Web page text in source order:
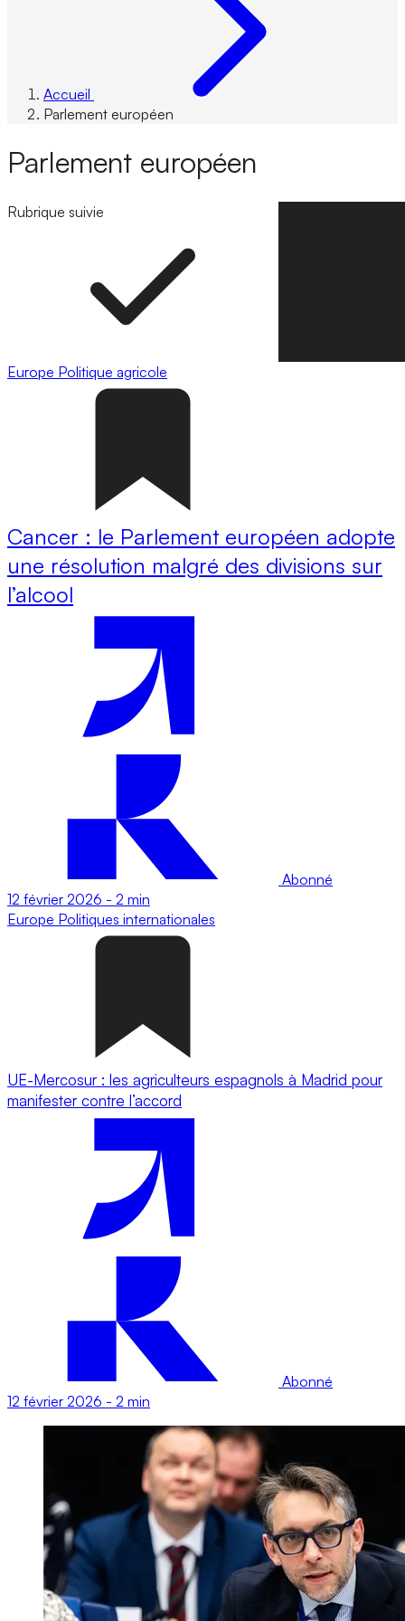
Accueil
Parlement européen
Parlement européen
Rubrique suivie
Europe Politique agricole
Cancer : le Parlement européen adopte
une résolution malgré des divisions sur
l’alcool
Abonné
12 février 2026 - 2 min
Europe Politiques internationales
UE-Mercosur : les agriculteurs espagnols à Madrid pour
manifester contre l’accord
Abonné
12 février 2026 - 2 min